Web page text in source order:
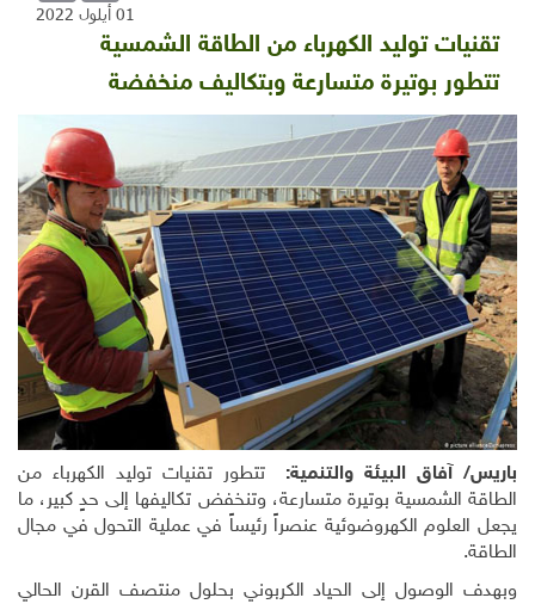
01 أيلول 2022
تقنيات توليد الكهرباء من الطاقة الشمسية
تتطور بوتيرة متسارعة وبتكاليف منخفضة
باريس/ آفاق البيئة والتنمية: تتطور تقنيات توليد الكهرباء من
الطاقة الشمسية بوتيرة متسارعة، وتنخفض تكاليفها إلى حدٍ كبير، ما
يجعل العلوم الكهروضوئية عنصراً رئيساً في عملية التحول في مجال
الطاقة.
وبهدف الوصول إلى الحياد الكربوني بحلول منتصف القرن الحالي